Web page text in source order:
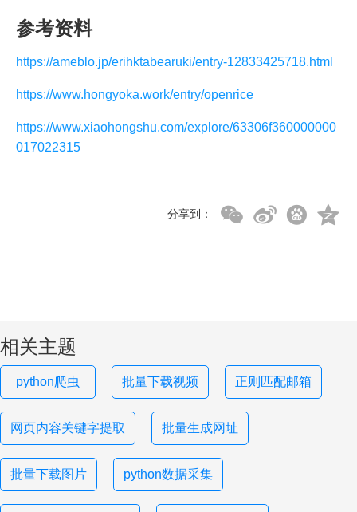
参考资料
https://ameblo.jp/erihktabearuki/entry-12833425718.html
https://www.hongyoka.work/entry/openrice
https://www.xiaohongshu.com/explore/63306f360000000
017022315
分享到：
相关主题
python爬虫 批量下载视频 正则匹配邮箱
网页内容关键字提取 批量生成网址
批量下载图片 python数据采集